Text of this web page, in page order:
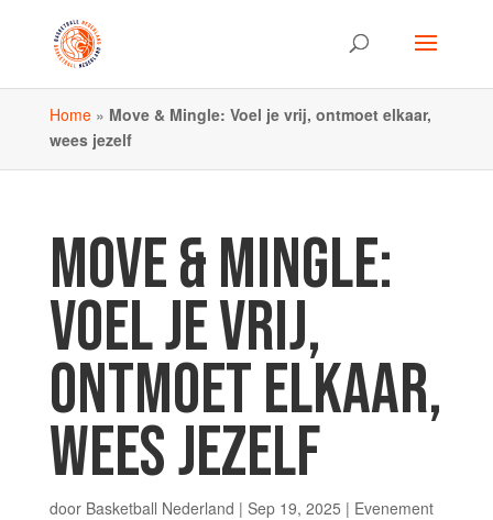
Home» Move & Mingle: Voel je vrij, ontmoet elkaar,
wees jezelf
MOVE & MINGLE:
VOEL JE VRIJ,
ONTMOET ELKAAR,
WEES JEZELF
door Basketball Nederland | Sep 19, 2025 | Evenement